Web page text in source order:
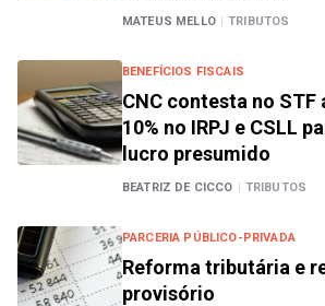
MATEUS MELLO | TRIBUTOS
BENEFÍCIOS FISCAIS
CNC contesta no
10% no IRPJ e CSLL
lucro presumido
BEATRIZ DE CICCO | TRIBUTOS
PARCERIA PÚBLICO-PRIVADA
Reforma tributária e
provisório